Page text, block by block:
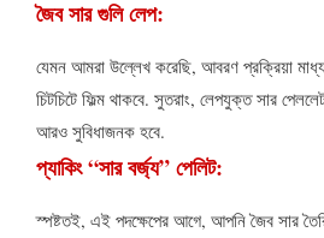
জৈব সার গুলি লেপ:
যেমন আমরা উল্লেখ করেছি, আবরণ প্রক্রিয়া
চিটচিটে ফিল্ম থাকবে. সুতরাং, লেপযুক্ত সার
আরও সুবিধাজনক হবে.
প্যাকিং “সার বর্জ্য” পেলিট:
স্পষ্টতই, এই পদক্ষেপের আগে, আপনি জৈব সার